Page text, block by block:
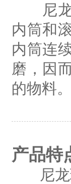
尼龙
内筒和
内筒连
磨，因
的物料
产品特
尼龙